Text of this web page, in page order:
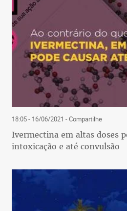
18:05 - 16/06/2021 - Compartilhe
Ivermectina em altas doses
intoxicação e até convulsão